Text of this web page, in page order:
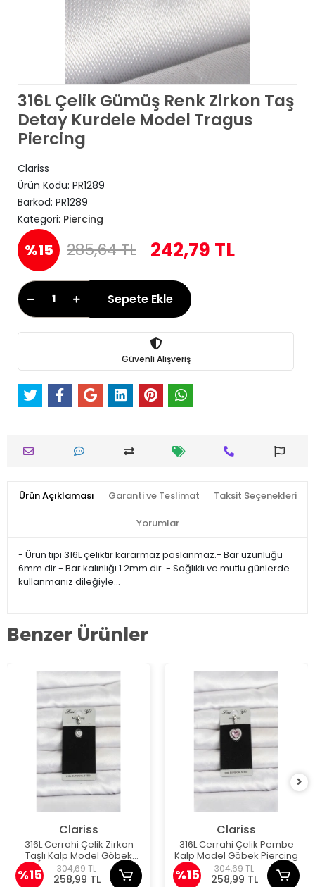
316L Çelik Gümüş Renk Zirkon Taş
Detay Kurdele Model Tragus
Piercing
Clariss
Ürün Kodu: PR1289
Barkod: PR1289
Kategori: Piercing
%15 285,64 TL 242,79 TL
Sepete Ekle
Güvenli Alışveriş
Ürün Açıklaması Garanti ve Teslimat Taksit Seçenekleri
Yorumlar
- Ürün tipi 316L çeliktir kararmaz paslanmaz.- Bar uzunluğu
6mm dir.- Bar kalınlığı 1.2mm dir. - Sağlıklı ve mutlu günlerde
kullanmanız dileğiyle…
Benzer Ürünler
Clariss
316L Cerrahi Çelik Zirkon
Taşlı Kalp Model Göbek
Piercing
%15 304,69 TL
258,99 TL
Clariss
316L Cerrahi Çelik Pembe
Kalp Model Göbek Piercing
%15 304,69 TL
258,99 TL